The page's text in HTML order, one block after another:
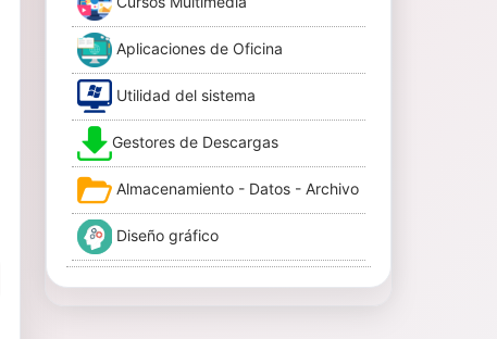
Aplicaciones de Oficina
Utilidad del sistema
Gestores de Descargas
Almacenamiento - Datos - Archivo
Diseño gráfico